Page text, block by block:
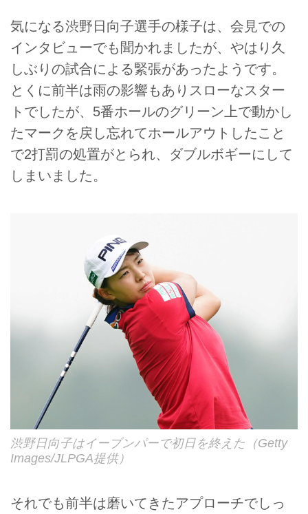
気になる渋野日向子選手の様子は、会見での
インタビューでも聞かれましたが、やはり久
しぶりの試合による緊張があったようです。
とくに前半は雨の影響もありスローなスター
トでしたが、5番ホールのグリーン上で動かし
たマークを戻し忘れてホールアウトしたこと
で2打罰の処置がとられ、ダブルボギーにして
しまいました。
渋野日向子はイーブンパーで初日を終えた（Getty
Images/JLPGA提供）
それでも前半は磨いてきたアプローチでしっ